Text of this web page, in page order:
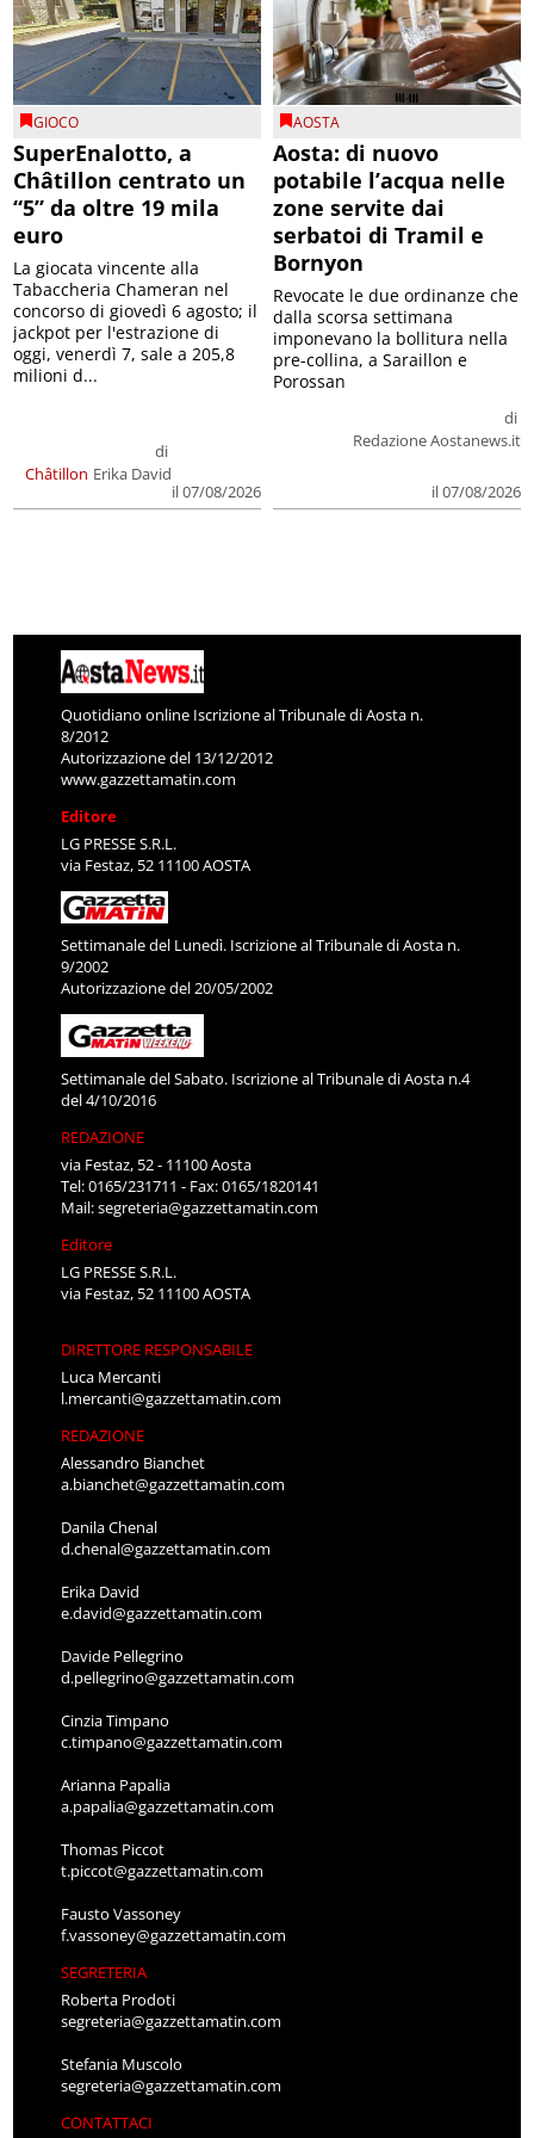
GIOCO
SuperEnalotto, a
Châtillon centrato un
“5” da oltre 19 mila
euro
Châtillon
di
Erika David
il 07/08/2026
La giocata vincente alla
Tabaccheria Chameran nel
concorso di giovedì 6 agosto; il
jackpot per l'estrazione di
oggi, venerdì 7, sale a 205,8
milioni d...
AOSTA
Aosta: di nuovo
potabile l’acqua nelle
zone servite dai
serbatoi di Tramil e
Bornyon
di
Redazione Aostanews.it
il 07/08/2026
Revocate le due ordinanze che
dalla scorsa settimana
imponevano la bollitura nella
pre-collina, a Saraillon e
Porossan
Quotidiano online Iscrizione al Tribunale di Aosta n.
8/2012
Autorizzazione del 13/12/2012
www.gazzettamatin.com
Editore
LG PRESSE S.R.L.
via Festaz, 52 11100 AOSTA
Settimanale del Lunedì. Iscrizione al Tribunale di Aosta n.
9/2002
Autorizzazione del 20/05/2002
Settimanale del Sabato. Iscrizione al Tribunale di Aosta n.4
del 4/10/2016
REDAZIONE
via Festaz, 52 - 11100 Aosta
Tel: 0165/231711 - Fax: 0165/1820141
Mail:segreteria@gazzettamatin.com
Editore
LG PRESSE S.R.L.
via Festaz, 52 11100 AOSTA
DIRETTORE RESPONSABILE
Luca Mercanti
l.mercanti@gazzettamatin.com
REDAZIONE
Alessandro Bianchet
a.bianchet@gazzettamatin.com
Danila Chenal
d.chenal@gazzettamatin.com
Erika David
e.david@gazzettamatin.com
Davide Pellegrino
d.pellegrino@gazzettamatin.com
Cinzia Timpano
c.timpano@gazzettamatin.com
Arianna Papalia
a.papalia@gazzettamatin.com
Thomas Piccot
t.piccot@gazzettamatin.com
Fausto Vassoney
f.vassoney@gazzettamatin.com
SEGRETERIA
Roberta Prodoti
segreteria@gazzettamatin.com
Stefania Muscolo
segreteria@gazzettamatin.com
CONTATTACI